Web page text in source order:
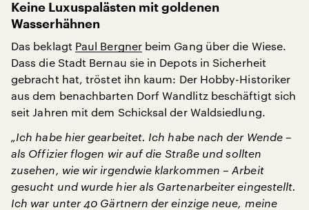
Keine Luxuspalästen mit goldenen
Wasserhähnen
Das beklagt Paul Bergnerbeim Gang über die Wiese.
Dass die Stadt Bernau sie in Depots in Sicherheit
gebracht hat, tröstet ihn kaum: Der Hobby-Historiker
aus dem benachbarten Dorf Wandlitz beschäftigt sich
seit Jahren mit dem Schicksal der Waldsiedlung.
„Ich habe hier gearbeitet. Ich habe nach der Wende –
als Offizier flogen wir auf die Straße und sollten
zusehen, wie wir irgendwie klarkommen – Arbeit
gesucht und wurde hier als Gartenarbeiter eingestellt.
Ich war unter 40 Gärtnern der einzige neue, meine